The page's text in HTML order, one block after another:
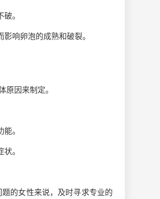
。
响卵泡的成熟和破裂。
因来制定。
。
。
的女性来说，及时寻求专业的